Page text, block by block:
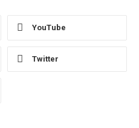
YouTube
Twitter